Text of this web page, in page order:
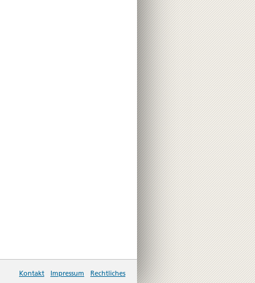
Kontakt Impressum Rechtliches